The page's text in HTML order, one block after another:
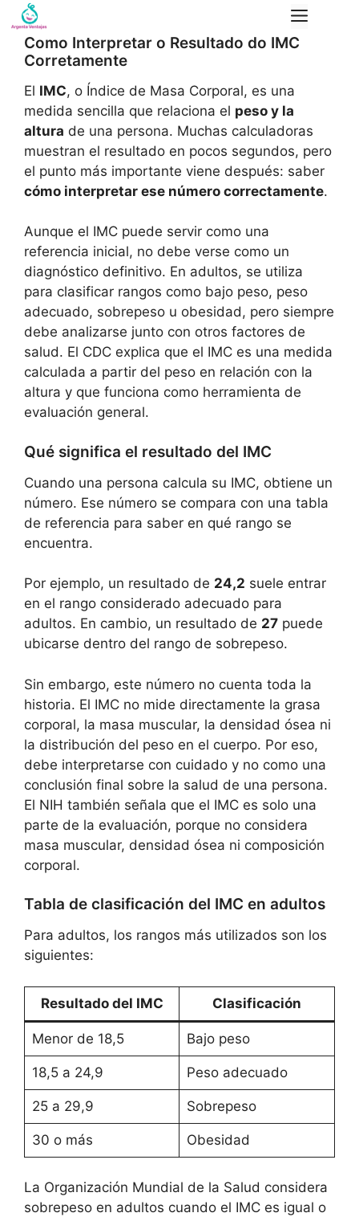
Saltar
contenido
Menú
Como Interpretar o Resultado do IMC
Corretamente
El IMC, o Índice de Masa Corporal, es una
medida sencilla que relaciona el peso y la
altura de una persona. Muchas calculadoras
muestran el resultado en pocos segundos, pero
el punto más importante viene después: saber
cómo interpretar ese número correctamente.
Aunque el IMC puede servir como una
referencia inicial, no debe verse como un
diagnóstico definitivo. En adultos, se utiliza
para clasificar rangos como bajo peso, peso
adecuado, sobrepeso u obesidad, pero siempre
debe analizarse junto con otros factores de
salud. El CDC explica que el IMC es una medida
calculada a partir del peso en relación con la
altura y que funciona como herramienta de
evaluación general.
Qué significa el resultado del IMC
Cuando una persona calcula su IMC, obtiene un
número. Ese número se compara con una tabla
de referencia para saber en qué rango se
encuentra.
Por ejemplo, un resultado de 24,2 suele entrar
en el rango considerado adecuado para
adultos. En cambio, un resultado de 27 puede
ubicarse dentro del rango de sobrepeso.
Sin embargo, este número no cuenta toda la
historia. El IMC no mide directamente la grasa
corporal, la masa muscular, la densidad ósea ni
la distribución del peso en el cuerpo. Por eso,
debe interpretarse con cuidado y no como una
conclusión final sobre la salud de una persona.
El NIH también señala que el IMC es solo una
parte de la evaluación, porque no considera
masa muscular, densidad ósea ni composición
corporal.
Tabla de clasificación del IMC en adultos
Para adultos, los rangos más utilizados son los
siguientes:
Resultado del IMC Clasificación
Menor de 18,5 Bajo peso
18,5 a 24,9 Peso adecuado
25 a 29,9 Sobrepeso
30 o más Obesidad
La Organización Mundial de la Salud considera
sobrepeso en adultos cuando el IMC es igual o